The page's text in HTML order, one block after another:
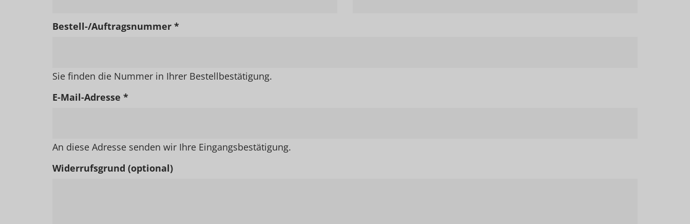
Bestell-/Auftragsnummer *
Sie finden die Nummer in Ihrer Bestellbestätigung.
E-Mail-Adresse *
An diese Adresse senden wir Ihre Eingangsbestätigung.
Widerrufsgrund (optional)